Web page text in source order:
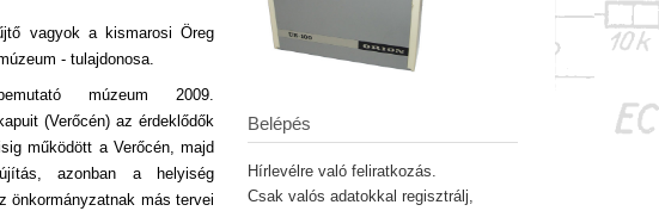
vagyok a kismarosi Öreg
- tulajdonosa.
múzeum 2009.
(Verőcén) az érdeklődők
működött a Verőcén, majd
azonban a helyiség
önkormányzatnak más tervei
Belépés
Hírlevélre való feliratkozás.
Csak valós adatokkal regisztrálj,